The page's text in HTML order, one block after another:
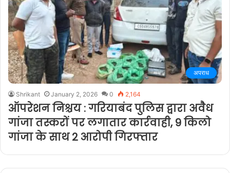
अपराध
Shrikant January 2, 2026 0 2,164
ऑपरेशन निश्चय : गरियाबंद पुलिस द्वारा अवैध
गांजा तस्करों पर लगातार कार्रवाही, 9 किलो
गांजा के साथ 2 आरोपी गिरफ्तार